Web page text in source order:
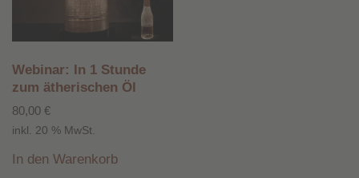
Webinar: In 1 Stunde
zum ätherischen Öl
80,00 €
inkl. 20 % MwSt.
In den Warenkorb